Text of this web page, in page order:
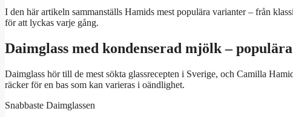
I den här artikeln sammanställs Hamids mest populära varianter – från
för att lyckas varje gång.
Daimglass med kondenserad mjölk –
Daimglass hör till de mest sökta glassrecepten i Sverige, och Camilla
räcker för en bas som kan varieras i oändlighet.
Snabbaste Daimglassen